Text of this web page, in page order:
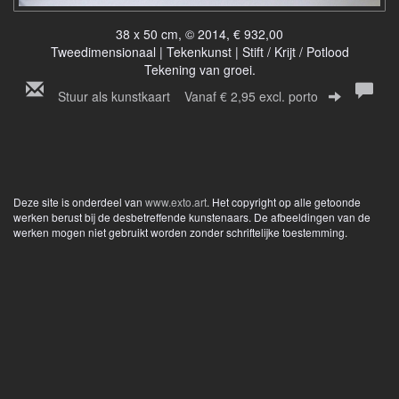
38 x 50 cm, © 2014, € 932,00
Tweedimensionaal | Tekenkunst | Stift / Krijt / Potlood
Tekening van groei.
Stuur als kunstkaart Vanaf € 2,95 excl. porto
Deze site is onderdeel van www.exto.art. Het copyright op alle getoonde
werken berust bij de desbetreffende kunstenaars. De afbeeldingen van de
werken mogen niet gebruikt worden zonder schriftelijke toestemming.